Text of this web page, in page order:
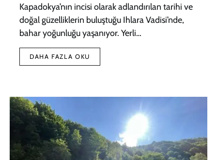
Kapadokya’nın incisi olarak adlandırılan tarihi ve
doğal güzelliklerin buluştuğu Ihlara Vadisi’nde,
bahar yoğunluğu yaşanıyor. Yerli…
DAHA FAZLA OKU